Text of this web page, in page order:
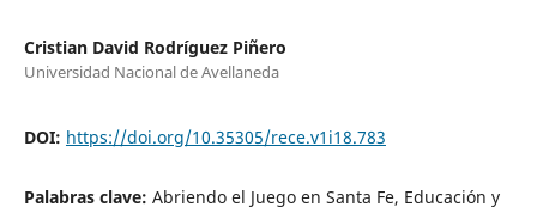
Cristian David Rodríguez Piñero
Universidad Nacional de Avellaneda
DOI: https://doi.org/10.35305/rece.v1i18.783
Palabras clave: Abriendo el Juego en Santa Fe, Educación y